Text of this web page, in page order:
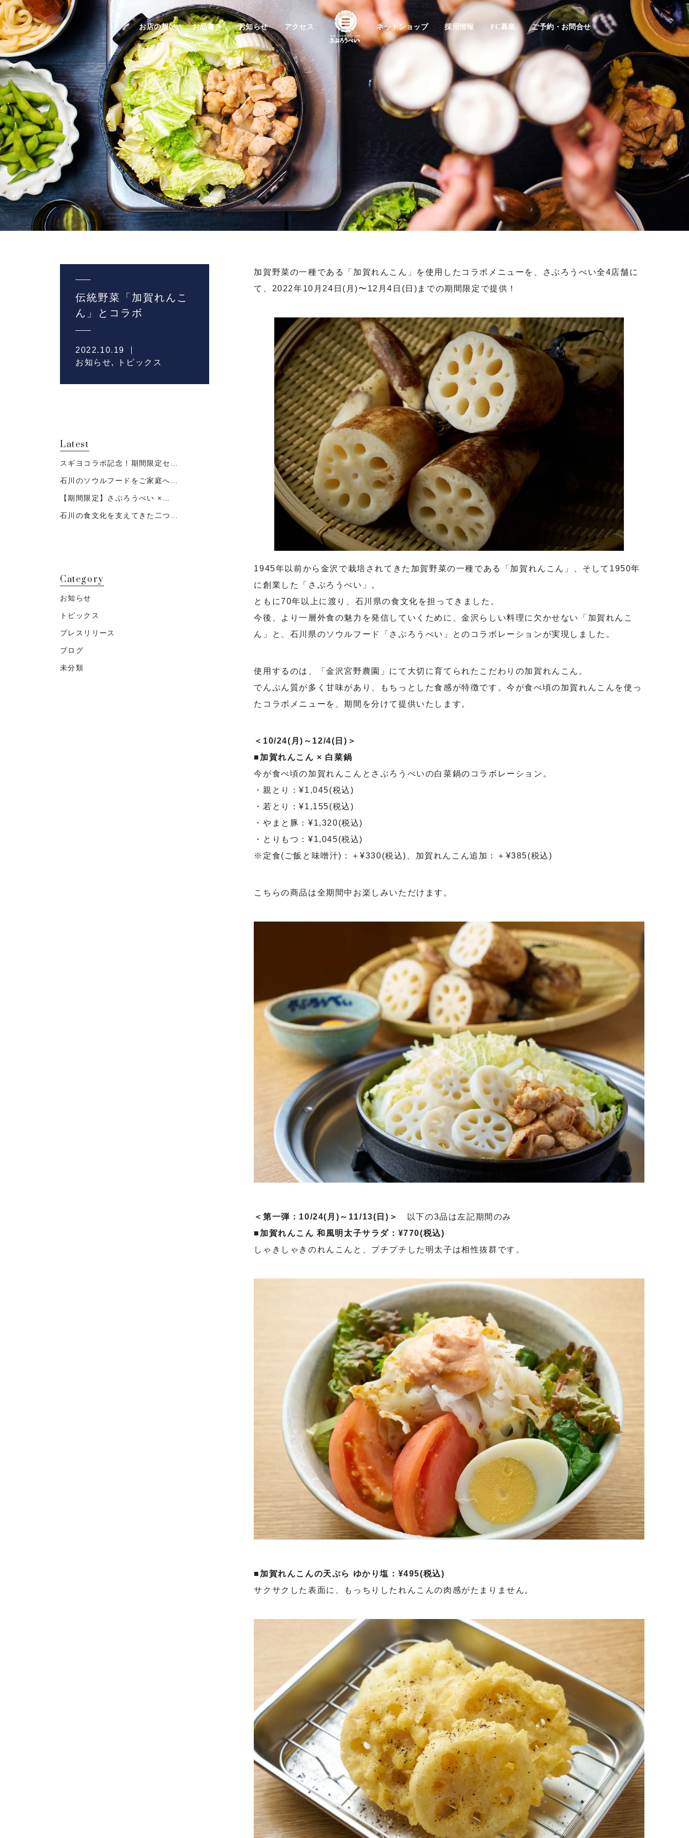
お店の想い お品書き お知らせ アクセス ネットショップ 採用情報 FC募集 ご予約・お問合せ
加賀野菜の一種である「加賀れんこん」を使用したコラボメニューを、さぶろうべい全4店舗に
て、2022年10月24日(月)〜12月4日(日)までの期間限定で提供！
1945年以前から金沢で栽培されてきた加賀野菜の一種である「加賀れんこん」、そして1950年
に創業した「さぶろうべい」。
ともに70年以上に渡り、石川県の食文化を担ってきました。
今後、より一層外食の魅力を発信していくために、金沢らしい料理に欠かせない「加賀れんこ
ん」と、石川県のソウルフード「さぶろうべい」とのコラボレーションが実現しました。
使用するのは、「金沢宮野農園」にて大切に育てられたこだわりの加賀れんこん。
でんぷん質が多く甘味があり、もちっとした食感が特徴です。今が食べ頃の加賀れんこんを使っ
たコラボメニューを、期間を分けて提供いたします。
＜10/24(月)～12/4(日)＞
■加賀れんこん × 白菜鍋
今が食べ頃の加賀れんこんとさぶろうべいの白菜鍋のコラボレーション。
​・親とり：¥1,045(税込)
・若とり：¥1,155(税込)
・やまと豚：¥1,320(税込)
・とりもつ：¥1,045(税込)
※定食(ご飯と味噌汁)：＋¥330(税込)、加賀れんこん追加：＋¥385(税込)
こちらの商品は全期間中お楽しみいただけます。
＜第一弾：10/24(月)～11/13(日)＞
以下の3品は左記期間のみ
■加賀れんこん 和風明太子サラダ：¥770(税込)
しゃきしゃきのれんこんと、プチプチした明太子は相性抜群です。
■加賀れんこんの天ぷら ゆかり塩：¥495(税込)
サクサクした表面に、もっちりしたれんこんの肉感がたまりません。
伝統野菜「加賀れんこ
ん」とコラボ
2022.10.19
お知らせ, トピックス
Latest
スギヨコラボ記念！期間限定セ…
石川のソウルフードをご家庭へ…
【期間限定】さぶろうべい ×…
石川の食文化を支えてきた二つ…
Category
お知らせ
トピックス
プレスリリース
ブログ
未分類